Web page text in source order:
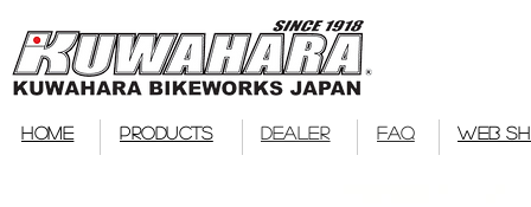
HOME PRODUCTS DEALER FAQ WEB